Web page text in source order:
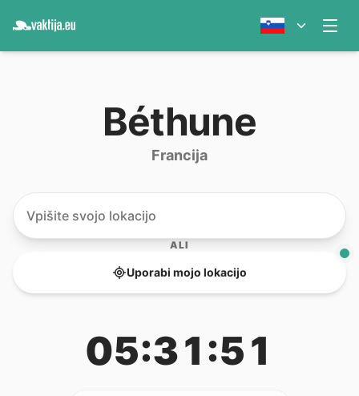
Béthune
Francija
ALI
Uporabi mojo lokacijo
05:31:51